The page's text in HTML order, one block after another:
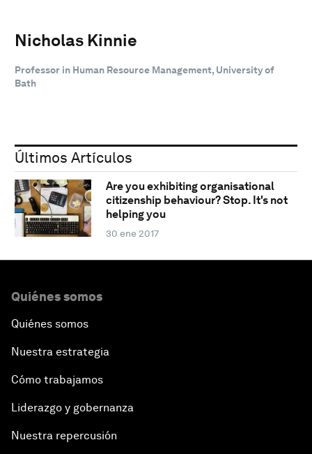
Nicholas Kinnie
Professor in Human Resource Management, University of
Bath
Últimos Artículos
Are you exhibiting organisational
citizenship behaviour? Stop. It's not
helping you
30 ene 2017
Quiénes somos
Quiénes somos
Nuestra estrategia
Cómo trabajamos
Liderazgo y gobernanza
Nuestra repercusión